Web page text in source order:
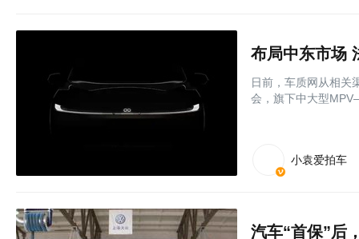
布局中东市场
日前，车质网从相关
会，旗下中大型
小袁爱拍车